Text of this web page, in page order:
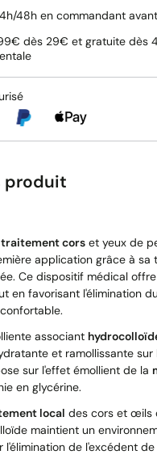
48h en commandant
dès 29€ et gratuite dès
produit
traitement cors et yeux de
application grâce à sa
Ce dispositif médical
en favorisant l'élimination
associant
et ramollissante sur
sur l'effet émollient de la
en glycérine.
local des cors et œils
maintient un
de l'excédent